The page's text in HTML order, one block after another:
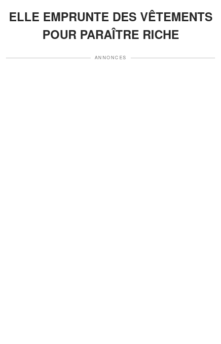
ELLE EMPRUNTE DES VÊTEMENTS
POUR PARAÎTRE RICHE
ANNONCES